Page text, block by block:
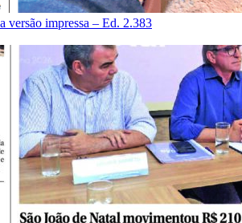
impressa – Ed. 2.383